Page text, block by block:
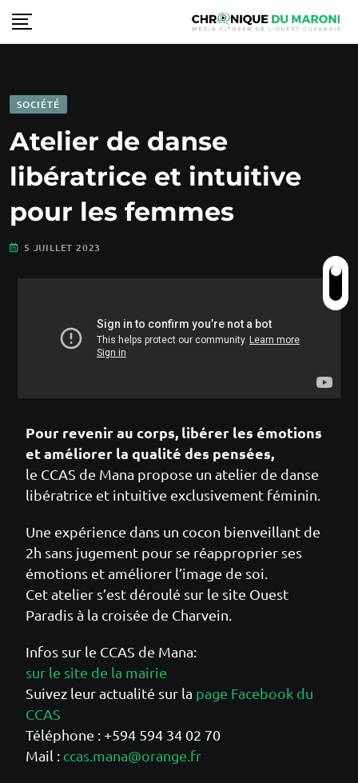
SOCIÉTÉ
Atelier de danse
libératrice et intuitive
pour les femmes
5 JUILLET 2023
Pour revenir au corps, libérer les émotions
et améliorer la qualité des pensées,
le CCAS de Mana propose un atelier de danse
libératrice et intuitive exclusivement féminin.
Une expérience dans un cocon bienveillant de
2h sans jugement pour se réapproprier ses
émotions et améliorer l’image de soi
Cet atelier s’est déroulé sur le site Ouest
Paradis à la croisée de Charvein
Infos sur le CCAS de Mana:
sur le site de la mairie
Suivez leur actualité sur la page Facebook du
CCAS
Téléphone : +594 594 34 02 70
Mail : ccas.mana@orange.fr